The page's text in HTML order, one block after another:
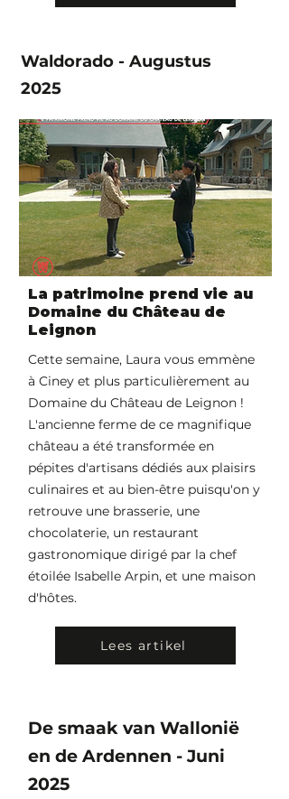
Waldorado - Augustus
2025
La patrimoine prend vie au
Domaine du Château de
Leignon
Cette semaine, Laura vous emmène
à Ciney et plus particulièrement au
Domaine du Château de Leignon !
L'ancienne ferme de ce magnifique
château a été transformée en
pépites d'artisans dédiés aux plaisirs
culinaires et au bien-être puisqu'on y
retrouve une brasserie, une
chocolaterie, un restaurant
gastronomique dirigé par la chef
étoilée Isabelle Arpin, et une maison
d'hôtes.
Lees artikel
De smaak van Wallonië
en de Ardennen - Juni
2025